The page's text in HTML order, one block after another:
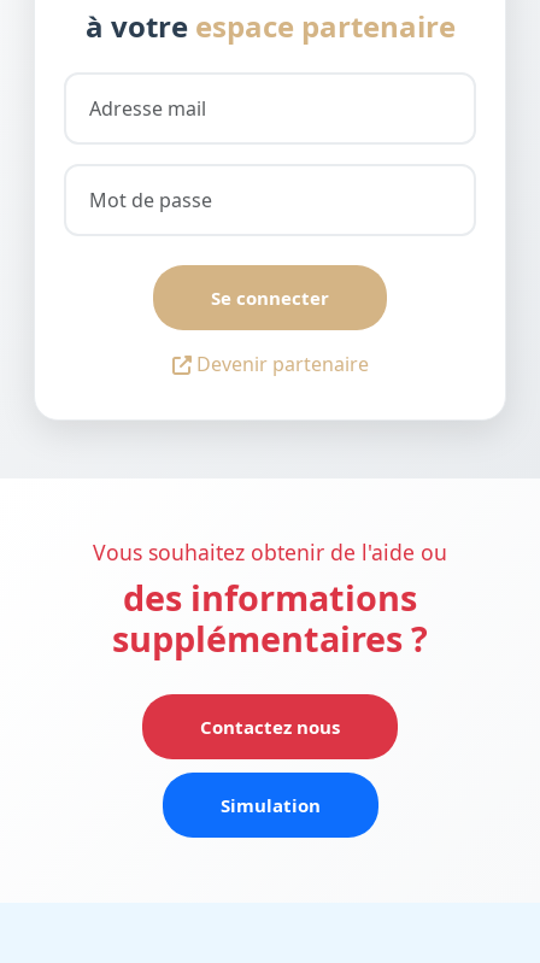
à votre espace partenaire
Se connecter
Devenir partenaire
Vous souhaitez obtenir de l'aide ou
des informations
supplémentaires ?
Contactez nous
Simulation